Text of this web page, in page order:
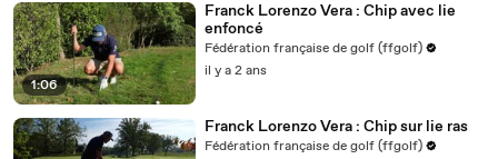
1:06
Franck Lorenzo Vera : Chip avec lie
enfoncé
Fédération française de golf (ffgolf)
il y a 2 ans
Franck Lorenzo Vera : Chip sur lie ras
Fédération française de golf (ffgolf)